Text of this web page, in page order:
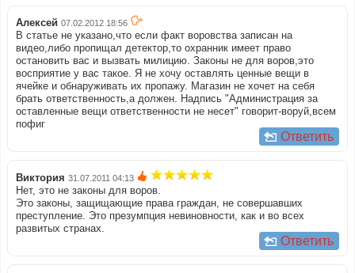
Алексей 07.02.2012 18:56
В статье не указано,что если факт воровства записан на
видео,либо пропищал детектор,то охранник имеет право
остановить вас и вызвать милицию. Законы не для воров,это
восприятие у вас такое. Я не хочу оставлять ценные вещи в
ячейке и обнаруживать их пропажу. Магазин не хочет на себя
брать ответственность,а должен. Надпись "Администрация за
оставленные вещи ответственности не несет" говорит-воруй,всем
пофиг
Ответить
Виктория 31.07.2011 04:13
Нет, это не законы для воров.
Это законы, защищающие права граждан, не совершавших
преступление. Это презумпция невиновности, как и во всех
развитых странах.
Ответить